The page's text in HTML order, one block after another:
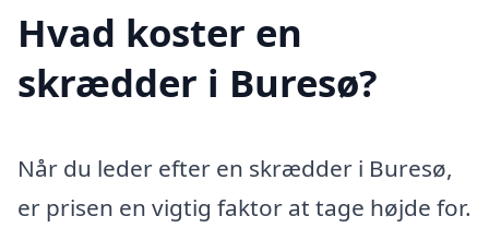
Hvad koster en
skrædder i Buresø?
Når du leder efter en skrædder i Buresø,
er prisen en vigtig faktor at tage højde for.